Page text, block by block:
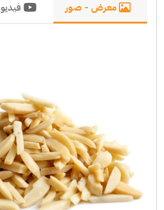
معرض - صور فيديو